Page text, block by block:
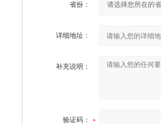
省份：
详细地址：
补充说明：
验证码：